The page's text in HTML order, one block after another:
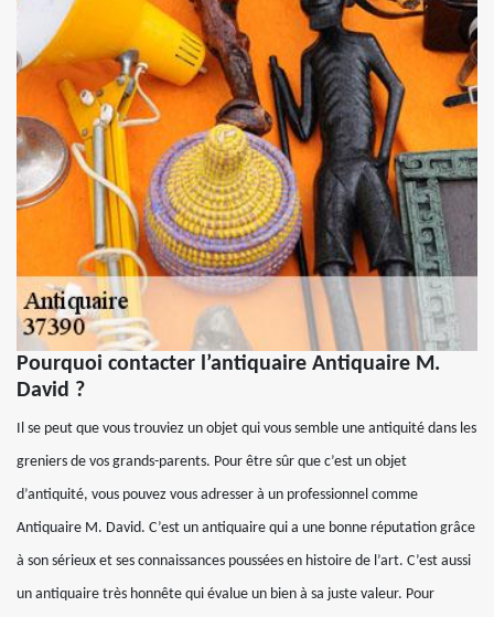
Pourquoi contacter l’antiquaire Antiquaire M.
David ?
Il se peut que vous trouviez un objet qui vous semble une antiquité dans les
greniers de vos grands-parents. Pour être sûr que c’est un objet
d’antiquité, vous pouvez vous adresser à un professionnel comme
Antiquaire M. David. C’est un antiquaire qui a une bonne réputation grâce
à son sérieux et ses connaissances poussées en histoire de l’art. C’est aussi
un antiquaire très honnête qui évalue un bien à sa juste valeur. Pour